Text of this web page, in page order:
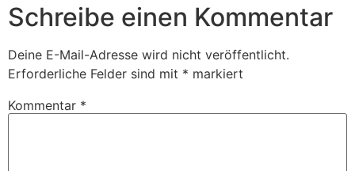
Schreibe einen Kommentar
Deine E-Mail-Adresse wird nicht veröffentlicht.
Erforderliche Felder sind mit * markiert
Kommentar *